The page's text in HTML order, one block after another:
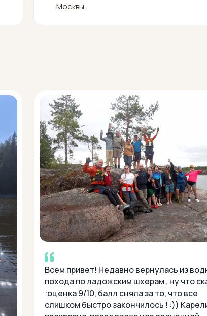
Москвы.
Всем привет! Недавно вернулась из
похода по ладожским шхерам , ну что
:оценка 9/10, балл сняла за то, что все
слишком быстро закончилось ! :))